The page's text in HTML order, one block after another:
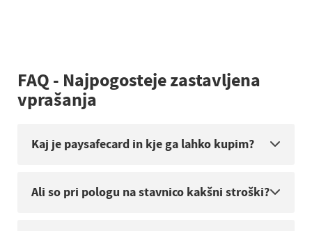
FAQ - Najpogosteje zastavljena
vprašanja
Kaj je paysafecard in kje ga lahko kupim?
Ali so pri pologu na stavnico kakšni stroški?